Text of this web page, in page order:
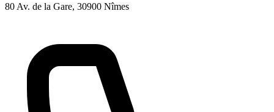
80 Av. de la Gare, 30900 Nîmes